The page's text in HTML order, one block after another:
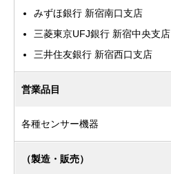
みずほ銀行 新宿南口支店
三菱東京UFJ銀行 新宿中央支店
三井住友銀行 新宿西口支店
営業品目
各種センサー機器
（製造・販売）